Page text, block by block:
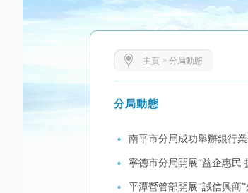
主頁 > 分局動態
分局動態
南平市分局成功舉辦銀行
寧德市分局開展“益企惠民
平潭營管部開展“誠信興商